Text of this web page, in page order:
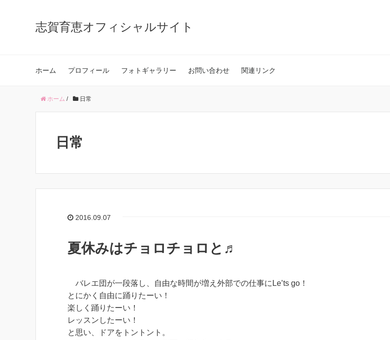
志賀育恵オフィシャルサイト
ホーム プロフィール フォトギャラリー お問い合わせ 関連リンク
ホーム / 日常
日常
2016.09.07
夏休みはチョロチョロと♬
バレエ団が一段落し、自由な時間が増え外部での仕事にLe’ts go！
とにかく自由に踊りたーい！
楽しく踊りたーい！
レッスンしたーい！
と思い、ドアをトントント。